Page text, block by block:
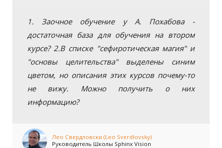
1. Заочное обучение у А. Похабова -
достаточная база для обучения на втором
курсе? 2.В списке "сефиротическая магия" и
"основы целительства" выделены синим
цветом, но описания этих курсов почему-то
не вижу. Можно получить о них
информацию?
Лео Свердловски (Leo Sverdlovsky)
Руководитель Школы Sphinx Vision